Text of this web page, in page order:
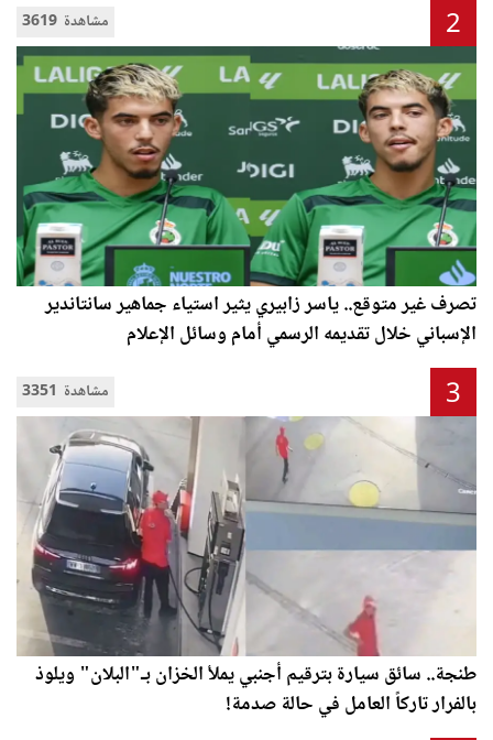
3619 مشاهدة 2
تصرف غير متوقع.. ياسر زابيري يثير استياء جماهير سانتاندير
الإسباني خلال تقديمه الرسمي أمام وسائل الإعلام
3351 مشاهدة 3
طنجة.. سائق سيارة بترقيم أجنبي يملأ الخزان بـ"البلان" ويلوذ
بالفرار تاركاً العامل في حالة صدمة!